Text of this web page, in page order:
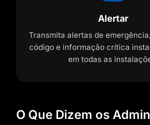
Alertar
Transmita alertas de
código e informação crítica
em todas as
O Que Dizem os